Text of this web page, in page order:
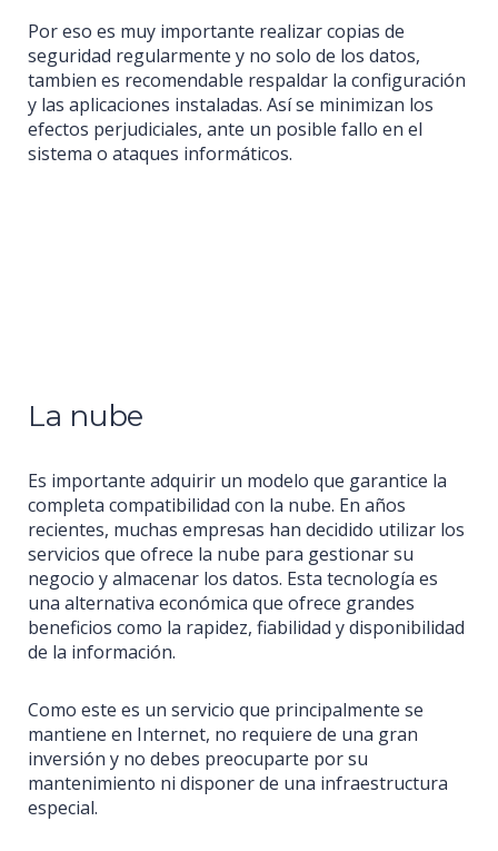
Por eso es muy importante realizar copias de
seguridad regularmente y no solo de los datos,
tambien es recomendable respaldar la configuración
y las aplicaciones instaladas. Así se minimizan los
efectos perjudiciales, ante un posible fallo en el
sistema o ataques informáticos.
La nube
Es importante adquirir un modelo que garantice la
completa compatibilidad con la nube. En años
recientes, muchas empresas han decidido utilizar los
servicios que ofrece la nube para gestionar su
negocio y almacenar los datos. Esta tecnología es
una alternativa económica que ofrece grandes
beneficios como la rapidez, fiabilidad y disponibilidad
de la información.
Como este es un servicio que principalmente se
mantiene en Internet, no requiere de una gran
inversión y no debes preocuparte por su
mantenimiento ni disponer de una infraestructura
especial.